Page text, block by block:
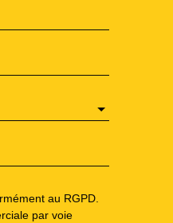
au RGPD.
par voie